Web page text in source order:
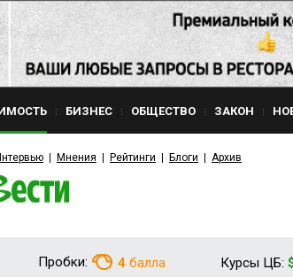
БИЗНЕС ОБЩЕСТВО ЗАКОН
Мнения Рейтинги Блоги Архив
Пробки: 4 балла Курсы ЦБ: